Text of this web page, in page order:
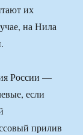
их
на Нила
России —
если
прилив